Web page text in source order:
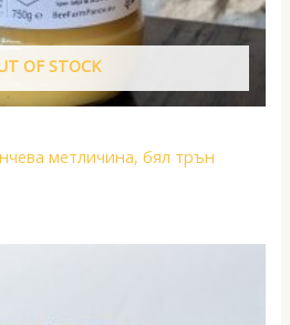
OF STOCK
метличина, бял трън